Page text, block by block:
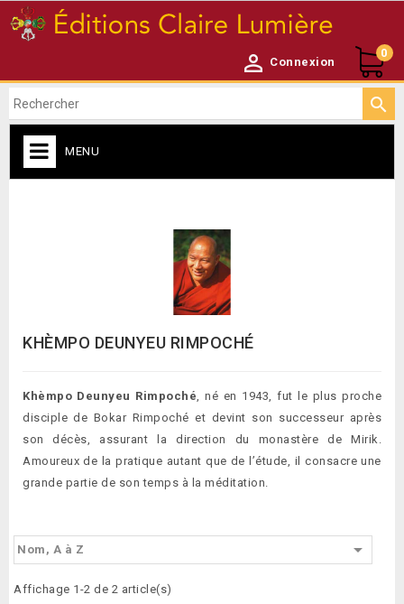
 Connexion
0

MENU
KHÈMPO DEUNYEU RIMPOCHÉ
Khèmpo Deunyeu Rimpoché, né en 1943, fut le plus proche
disciple de Bokar Rimpoché et devint son successeur après
son décès, assurant la direction du monastère de Mirik.
Amoureux de la pratique autant que de l’étude, il consacre une
grande partie de son temps à la méditation.
Nom, A à Z 
Affichage 1-2 de 2 article(s)